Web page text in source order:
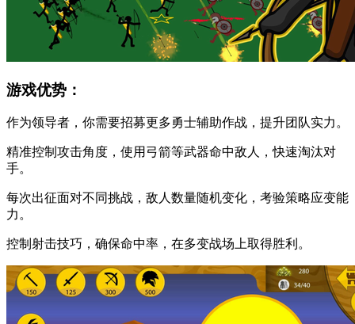
游戏优势：
作为领导者，你需要招募更多勇士辅助作战，提升团队实力。
精准控制攻击角度，使用弓箭等武器命中敌人，快速淘汰对
手。
每次出征面对不同挑战，敌人数量随机变化，考验策略应变能
力。
控制射击技巧，确保命中率，在多变战场上取得胜利。